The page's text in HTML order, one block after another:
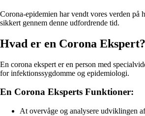
Corona-epidemien har vendt vores verden
sikkert gennem denne udfordrende tid.
Hvad er en Corona Ekspert?
En corona ekspert er en person med
for infektionssygdomme og epidemiologi.
En Corona Eksperts Funktioner:
At overvåge og analysere udviklingen